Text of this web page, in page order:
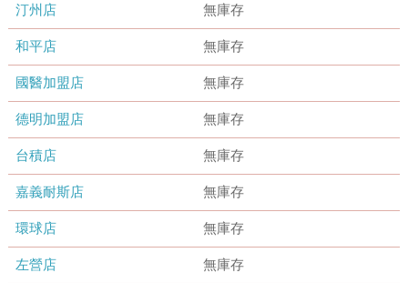
汀州店 無庫存
和平店 無庫存
國醫加盟店 無庫存
德明加盟店 無庫存
台積店 無庫存
嘉義耐斯店 無庫存
環球店 無庫存
左營店 無庫存